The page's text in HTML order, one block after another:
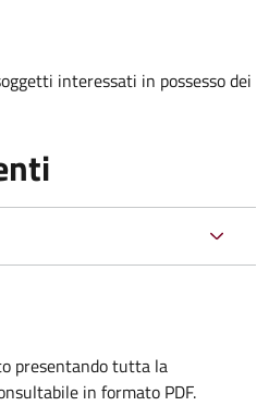
interessati in possesso dei
presentando tutta la
in formato PDF.